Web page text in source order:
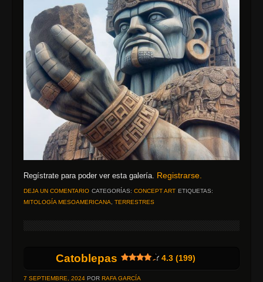
Regístrate para poder ver esta galería. Registrarse.
DEJA UN COMENTARIO CATEGORÍAS: CONCEPT ART ETIQUETAS:
MITOLOGÍA MESOAMERICANA
TERRESTRES
Catoblepas 4.3 (199)
7 SEPTIEMBRE, 2024 POR RAFA GARCÍA